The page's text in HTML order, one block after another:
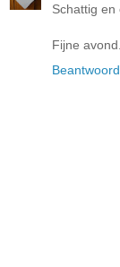
Schattig en
Fijne avond.